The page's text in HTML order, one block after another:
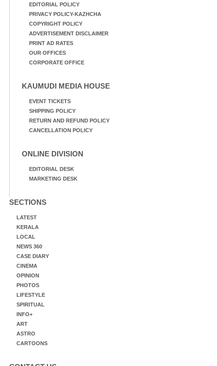
EDITORIAL POLICY
PRIVACY POLICY-KAZHCHA
COPYRIGHT POLICY
ADVERTISEMENT DISCLAIMER
PRINT AD RATES
OUR OFFICES
CORPORATE OFFICE
KAUMUDI MEDIA HOUSE
EVENT TICKETS
SHIPPING POLICY
RETURN AND REFUND POLICY
CANCELLATION POLICY
ONLINE DIVISION
EDITORIAL DESK
MARKETING DESK
SECTIONS
LATEST
KERALA
LOCAL
NEWS 360
CASE DIARY
CINEMA
OPINION
PHOTOS
LIFESTYLE
SPIRITUAL
INFO+
ART
ASTRO
CARTOONS